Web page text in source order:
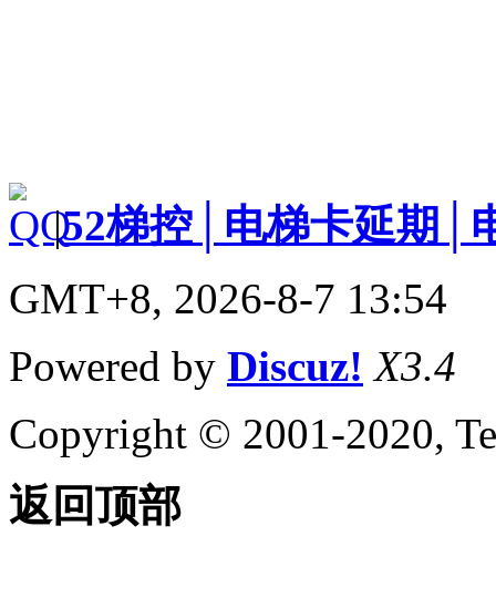
|52梯控│电梯卡延期│
GMT+8, 2026-8-7 13:54
Powered by Discuz! X3.4
Copyright © 2001-2020,
返回顶部